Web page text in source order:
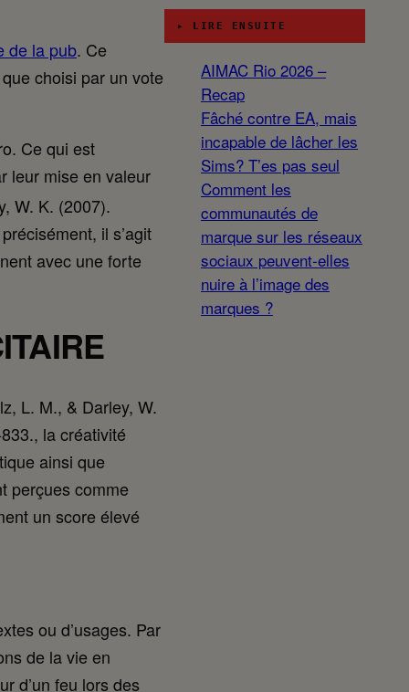
de la pub. Ce
choisi par un vote
Ce qui est
leur mise en valeur
W. K. (2007).
il s’agit
avec une forte
L. M., & Darley, W.
, la créativité
ainsi que
perçues comme
un score élevé
ou d’usages. Par
de la vie en
d’un feu lors des
▸ LIRE ENSUITE
AIMAC Rio 2026 –
Recap
Fâché contre EA, mais
incapable de lâcher les
Sims? T’es pas seul
Comment les
communautés de
marque sur les réseaux
sociaux peuvent-elles
nuire à l’image des
marques ?